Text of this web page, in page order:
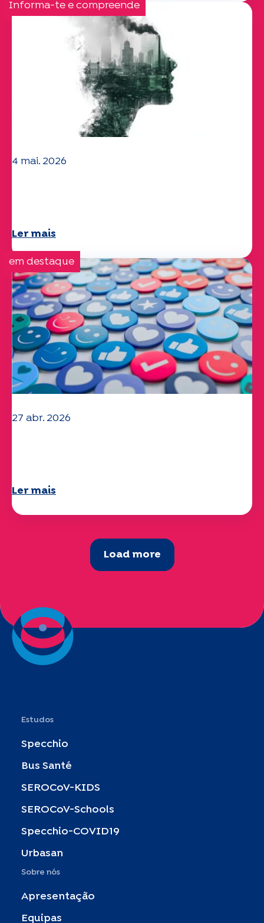
Informa-te e compreende
4 mai. 2026
Ler mais
em destaque
27 abr. 2026
Ler mais
Load more
Estudos
Specchio
Bus Santé
SEROCoV-KIDS
SEROCoV-Schools
Specchio-COVID19
Urbasan
Sobre nós
Apresentação
Equipas